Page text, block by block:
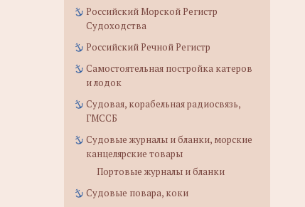
Российский Морской Регистр
Судоходства
Российский Речной Регистр
Самостоятельная постройка катеров
и лодок
Судовая, корабельная радиосвязь,
ГМССБ
Судовые журналы и бланки, морские
канцелярские товары
Портовые журналы и бланки
Судовые повара, коки